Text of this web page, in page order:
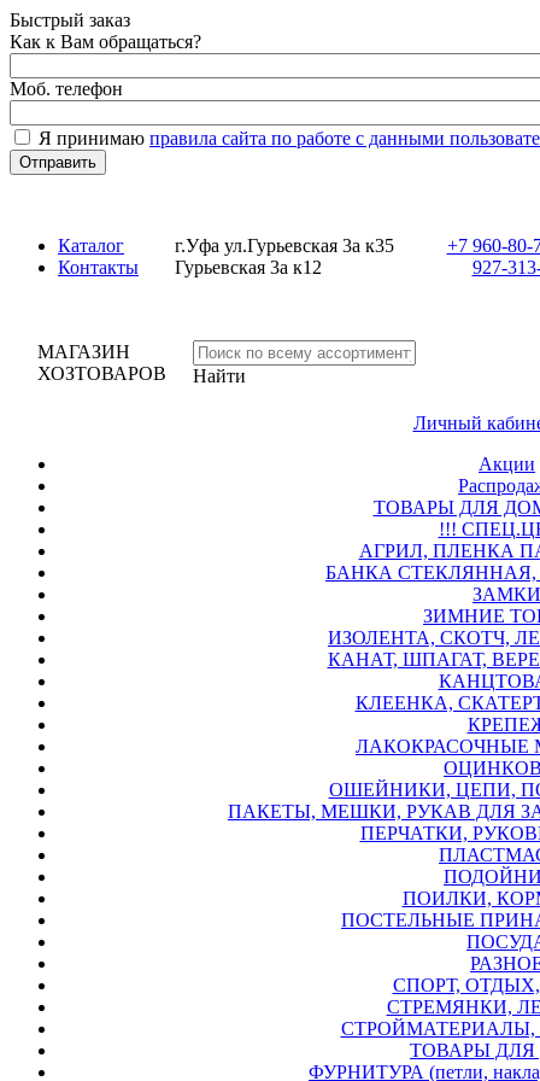
Быстрый заказ
Как к Вам обращаться?
Моб. телефон
Я принимаюправила сайта по работе с данными
Каталог
Контакты
г.Уфа ул.Гурьевская 3а к35
Гурьевская 3а к12
+7 960-80-
927-
МАГАЗИН
ХОЗТОВАРОВ
Найти
Личный
Акции
ТОВАРЫ ДЛЯ
!!!
АГРИЛ, ПЛЕНКА
БАНКА СТЕКЛЯННАЯ,
ЗАМКИ
ЗИМНИЕ
ИЗОЛЕНТА, СКОТЧ,
КАНАТ, ШПАГАТ,
КЛЕЕНКА,
КРЕПЕЖ
ЛАКОКРАСОЧНЫЕ
ОШЕЙНИКИ, ЦЕПИ,
ПАКЕТЫ, МЕШКИ, РУКАВ ДЛЯ
ПЕРЧАТКИ,
ПОИЛКИ,
ПОСТЕЛЬНЫЕ
ПОСУДА
РАЗНОЕ
СПОРТ, ОТДЫХ,
СТРЕМЯНКИ,
СТРОЙМАТЕРИАЛЫ,
ТОВАРЫ ДЛЯ
ФУРНИТУРА (петли,